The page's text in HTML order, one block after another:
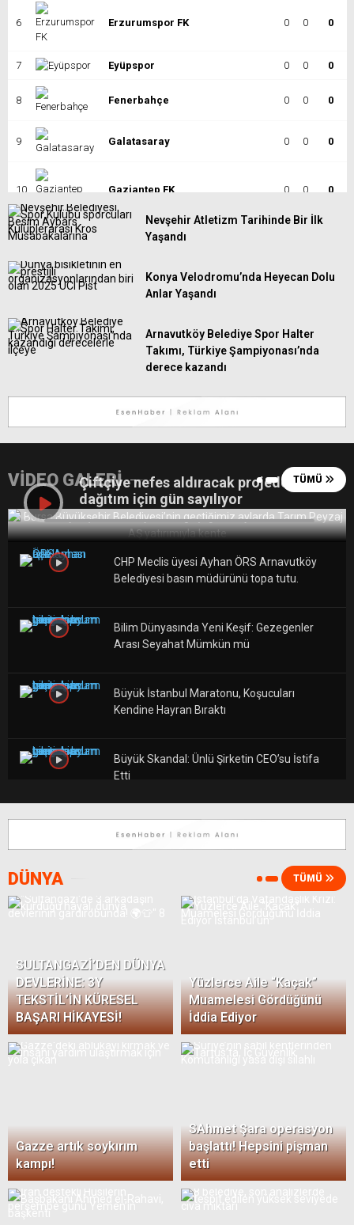
6 Erzurumspor FK 0 0 0
7 Eyüpspor 0 0 0
8 Fenerbahçe 0 0 0
9 Galatasaray 0 0 0
10 Gaziantep FK 0 0 0
11 Gençlerbirliği
12 Göztepe
13 Başakşehir
14 Kasımpaşa
15 Kocaelispor 0 0
Konyaspor
Nevşehir Atletizm Tarihinde Bir İlk
Yaşandı
Konya Velodromu’nda Heyecan Dolu
Anlar Yaşandı
Arnavutköy Belediye Spor Halter
Takımı, Türkiye Şampiyonası’nda
derece kazandı
VİDEO GALERİ TÜMÜ
Çiftçiye nefes aldıracak projede
dağıtım için gün sayılıyor
CHP Meclis üyesi Ayhan ÖRS Arnavutköy
Belediyesi basın müdürünü topa tutu.
Bilim Dünyasında Yeni Keşif: Gezegenler
Arası Seyahat Mümkün mü
Büyük İstanbul Maratonu, Koşucuları
Kendine Hayran Bıraktı
Büyük Skandal: Ünlü Şirketin CEO’su İstifa
Etti
Trendler Neler?
Dünya Şampiyonasında Büyük Heyecan:
Final Maçı Özetleri
Popüler Oyunun Yeni Sezonu Heyecan
Yarattı
DÜNYA TÜMÜ
SULTANGAZİ’DEN DÜNYA
DEVLERİNE: 3Y
TEKSTİL’İN KÜRESEL
BAŞARI HİKAYESİ!
Yüzlerce Aile “Kaçak”
Muamelesi Gördüğünü
İddia Ediyor
Gazze artık soykırım
kampı!
SAhmet Şara operasyon
başlattı! Hepsini pişman
etti